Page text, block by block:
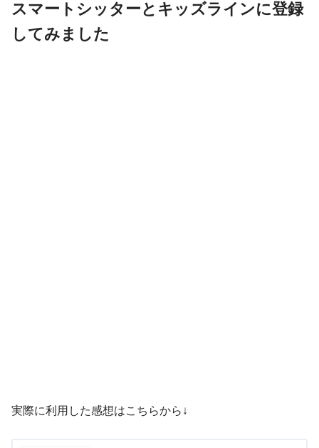
スマートシッターとキッズラインに登録
してみました
実際に利用した感想はこちらから↓